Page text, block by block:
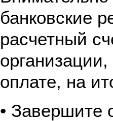
банковские
расчетный
оплате, на
• Завершите